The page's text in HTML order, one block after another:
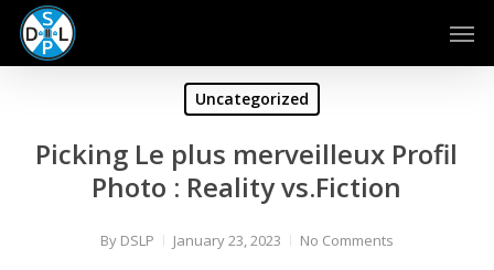
Skip
main
Uncategorized
Picking Le plus merveilleux Profil
Photo : Reality vs.Fiction
By DSLP January 23, 2023 No Comments